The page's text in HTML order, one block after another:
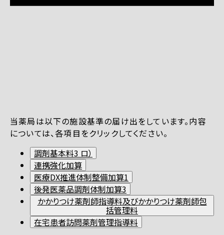
当薬局は以下の施設基準の届け出をしています。内容
については、各項目をクリックしてください。
調剤基本料3 ロ）
連携強化加算
医療DX推進体制整備加算1
後発医薬品調剤体制加算3
かかりつけ薬剤師指導料及びかかりつけ薬剤師包
括管理料
在宅患者訪問薬剤管理指導料